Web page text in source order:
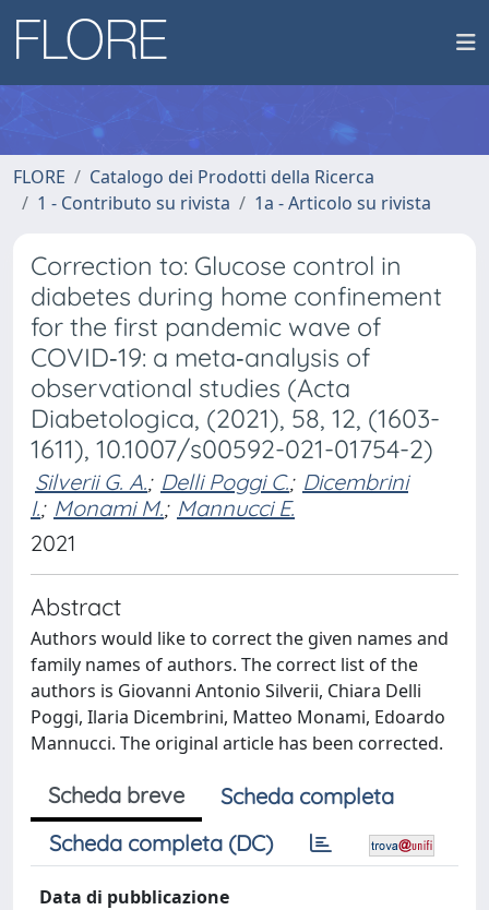
FLORE
Catalogo dei Prodotti della Ricerca
1 - Contributo su rivista
1a - Articolo su rivista
Correction to: Glucose control in
diabetes during home confinement
for the first pandemic wave of
COVID‑19: a meta‑analysis of
observational studies (Acta
Diabetologica, (2021), 58, 12, (1603-
1611), 10.1007/s00592-021-01754-2)
Silverii G. A.; Delli Poggi C.; Dicembrini
I.; Monami M.; Mannucci E.
2021
Abstract
Authors would like to correct the given names and
family names of authors. The correct list of the
authors is Giovanni Antonio Silverii, Chiara Delli
Poggi, Ilaria Dicembrini, Matteo Monami, Edoardo
Mannucci. The original article has been corrected.
Scheda breve
Scheda completa
Scheda completa (DC)
Data di pubblicazione